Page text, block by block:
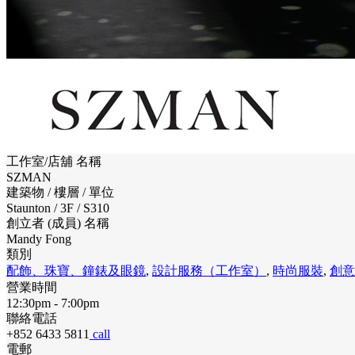
工作室/店舖 名稱
SZMAN
建築物 / 樓層 / 單位
Staunton / 3F / S310
創立者 (成員) 名稱
Mandy Fong
類別
配飾、珠寶、鐘錶及眼鏡, 設計服務（工作室） , 時尚服裝, 創
營業時間
12:30pm - 7:00pm
聯絡電話
+852 6433 5811 call
電郵